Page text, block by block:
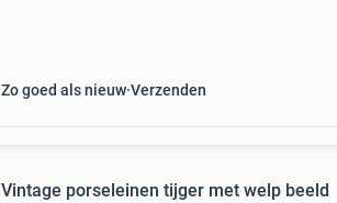
Zo goed als nieuw Verzenden
Vintage porseleinen tijger met welp beeld